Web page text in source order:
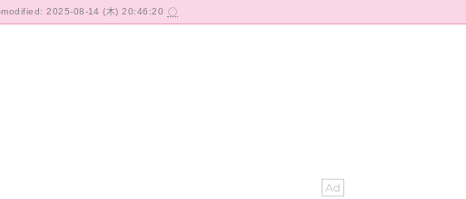
modified: 2025-08-14 (木) 20:46:20